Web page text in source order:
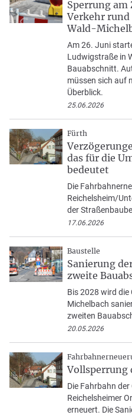
Sperrung am
Verkehr rund
Wald-
Am 26. Juni
Ludwigstraße in
Bauabschnitt.
müssen sich auf
Überblick.
25.06.2026
Fürth
das für die
bedeutet
Die
Reichelsheim/
der
17.06.2026
Baustelle
Sanierung
zweite
Bis 2028 wird
Michelbach
zweiten
20.05.2026
Vollsperrung
Die Fahrbahn
Reichelsheimer
erneuert. Die